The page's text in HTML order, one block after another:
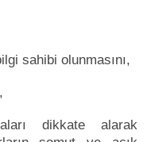
sahibi olunmasını,
dikkate alarak